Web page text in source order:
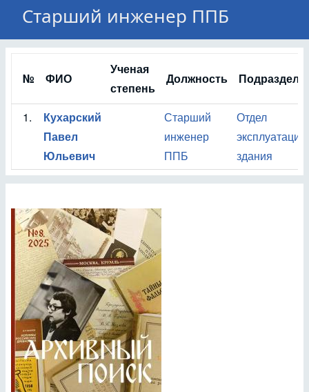
Старший инженер ППБ
№ ФИО
Ученая
степень
Должность
1.
Кухарский
Павел
Юльевич
Старший
инженер
ППБ
Отдел
эксплуатации
здания